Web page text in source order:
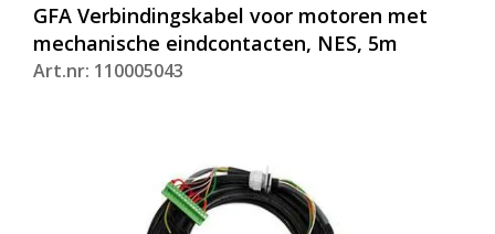
GFA Verbindingskabel voor motoren met
mechanische eindcontacten, NES, 5m
Art.nr: 110005043